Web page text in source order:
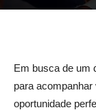
Em busca de um
para
oportunidade